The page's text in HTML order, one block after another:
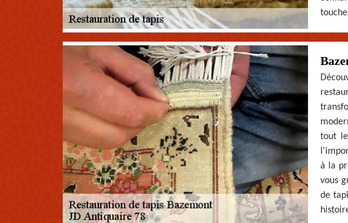
tout
à la
vous
de